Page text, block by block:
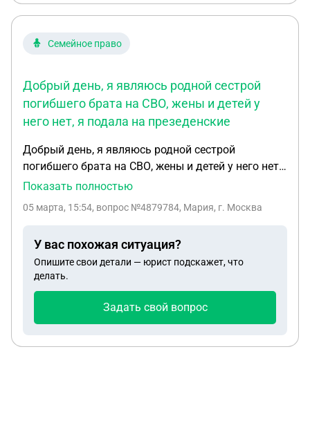
Семейное право
Добрый день, я являюсь родной сестрой
погибшего брата на СВО, жены и детей у
него нет, я подала на презеденские
Добрый день, я являюсь родной сестрой
погибшего брата на СВО, жены и детей у него нет,
я подала на презеденские выплаты, но появилась
и хочет востоновиться в правах воспитателя,
лица, она проиграла он остался без рассмотрения
и ей и мне дали 15 дней, что бы обжаловать, она
сейчас подала иск в суд, подскажите пожалуйста
Показать полностью
05 марта, 15:54, вопрос №4879784, Мария, г. Москва
У вас похожая ситуация?
Опишите свои детали — юрист подскажет, что
делать.
Задать свой вопрос